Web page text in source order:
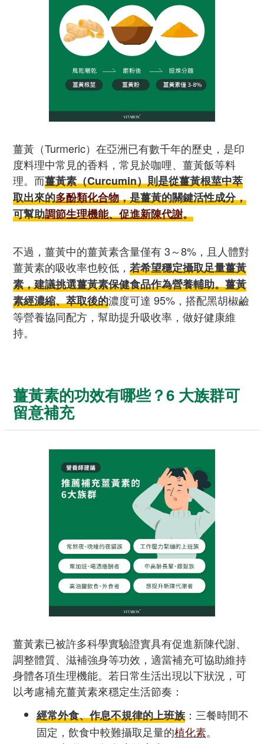
薑黃（Turmeric）在亞洲已有數千年的歷史，是印
度料理中常見的香料，常見於咖哩、薑黃飯等料
理。而薑黃素（Curcumin）則是從薑黃根莖中萃
取出來的多酚類化合物，是薑黃的關鍵活性成分，
可幫助調節生理機能、促進新陳代謝。
不過，薑黃中的薑黃素含量僅有 3～8%，且人體對
薑黃素的吸收率也較低， 若希望穩定攝取足量薑黃
素，建議挑選薑黃素保健食品作為營養輔助。薑黃
素經濃縮、萃取後的濃度可達 95%，搭配黑胡椒鹼
等營養協同配方，幫助提升吸收率，做好健康維
持。
薑黃素的功效有哪些？6 大族群可
留意補充
薑黃素已被許多科學實驗證實具有促進新陳代謝、
調整體質、滋補強身等功效，適當補充可協助維持
身體各項生理機能。若日常生活出現以下狀況，可
以考慮補充薑黃素來穩定生活節奏：
經常外食、作息不規律的上班族 ：三餐時間不
固定，飲食中較難攝取足量的植化素。